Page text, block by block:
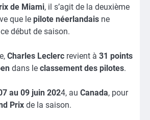
de Miami, il s’agit de la deuxième
que le pilote néerlandais ne
début de saison.
Charles Leclerc revient à 31 points
dans le classement des pilotes.
au 09 juin 2024, au Canada, pour
Prix de la saison.